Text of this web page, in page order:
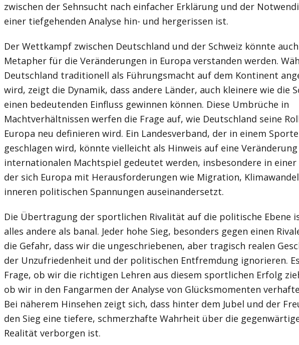
zwischen der Sehnsucht nach einfacher Erklärung und der
einer tiefgehenden Analyse hin- und hergerissen ist.
Der Wettkampf zwischen Deutschland und der Schweiz könnte
Metapher für die Veränderungen in Europa verstanden werden.
Deutschland traditionell als Führungsmacht auf dem Kontinent
wird, zeigt die Dynamik, dass andere Länder, auch kleinere wie die
einen bedeutenden Einfluss gewinnen können. Diese Umbrüche in
Machtverhältnissen werfen die Frage auf, wie Deutschland seine
Europa neu definieren wird. Ein Landesverband, der in einem
geschlagen wird, könnte vielleicht als Hinweis auf eine
internationalen Machtspiel gedeutet werden, insbesondere in einer
der sich Europa mit Herausforderungen wie Migration,
inneren politischen Spannungen auseinandersetzt.
Die Übertragung der sportlichen Rivalität auf die politische Ebene
alles andere als banal. Jeder hohe Sieg, besonders gegen einen
die Gefahr, dass wir die ungeschriebenen, aber tragisch realen
der Unzufriedenheit und der politischen Entfremdung ignorieren.
Frage, ob wir die richtigen Lehren aus diesem sportlichen Erfolg
ob wir in den Fangarmen der Analyse von Glücksmomenten
Bei näherem Hinsehen zeigt sich, dass hinter dem Jubel und der
den Sieg eine tiefere, schmerzhafte Wahrheit über die
Realität verborgen ist.